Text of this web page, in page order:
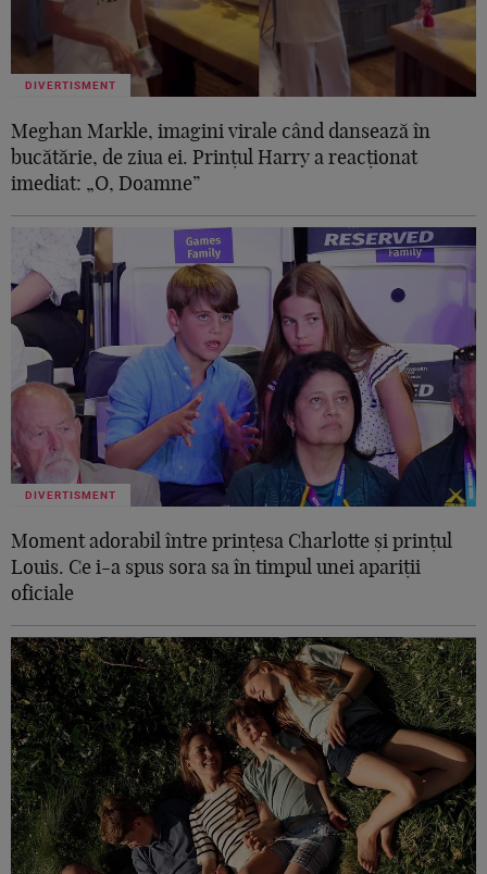
DIVERTISMENT
Meghan Markle, imagini virale când dansează în
bucătărie, de ziua ei. Prințul Harry a reacționat
imediat: „O, Doamne”
DIVERTISMENT
Moment adorabil între prințesa Charlotte și prințul
Louis. Ce i-a spus sora sa în timpul unei apariții
oficiale